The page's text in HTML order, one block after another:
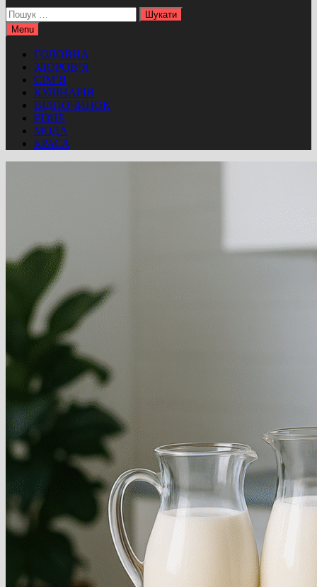
Пошук:
Menu
ГОЛОВНА
ЗДОРОВ’Я
СІМ’Я
КУЛІНАРІЯ
ВІДПОЧИНОК
РІЗНЕ
МОДА
КРАСА